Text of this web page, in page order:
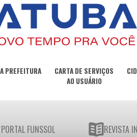
A PREFEITURA
CARTA DE SERVIÇOS
AO USUÁRIO
PORTAL FUNSSOL REVISTA